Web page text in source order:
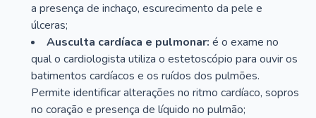
a presença de inchaço, escurecimento da pele e
úlceras;
Ausculta cardíaca e pulmonar: é o exame no
qual o cardiologista utiliza o estetoscópio para ouvir os
batimentos cardíacos e os ruídos dos pulmões.
Permite identificar alterações no ritmo cardíaco, sopros
no coração e presença de líquido no pulmão;